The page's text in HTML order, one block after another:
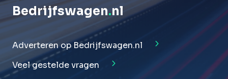
Bedrijfswagen.nl
Adverteren op Bedrijfswagen.nl
Veel gestelde vragen